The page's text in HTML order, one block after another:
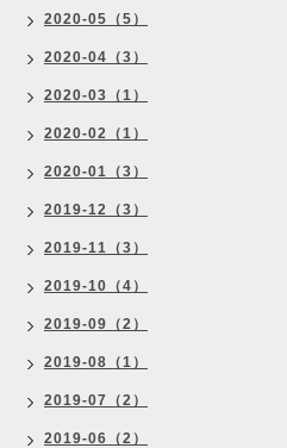
2020-05（5）
2020-04（3）
2020-03（1）
2020-02（1）
2020-01（3）
2019-12（3）
2019-11（3）
2019-10（4）
2019-09（2）
2019-08（1）
2019-07（2）
2019-06（2）